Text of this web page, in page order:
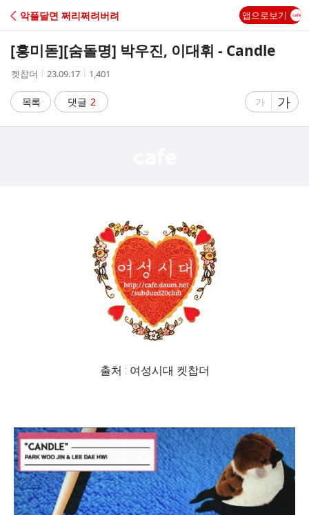
C
A
악플달면 쩌리쩌려버려 앱으로보기
[흥미돋][숨돌명] 박우진, 이대휘 - Candle
작
자
켓찹더
작
시
간
23.09.17
조
수
1,401
목록 댓글 2
글
가
글
자
가
출처 : 여성시대 켓찹더